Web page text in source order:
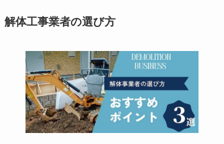
解体工事業者の選び方